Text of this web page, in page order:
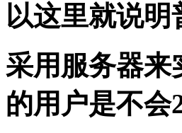
以这里就说
采用服务器来
的用户是不会